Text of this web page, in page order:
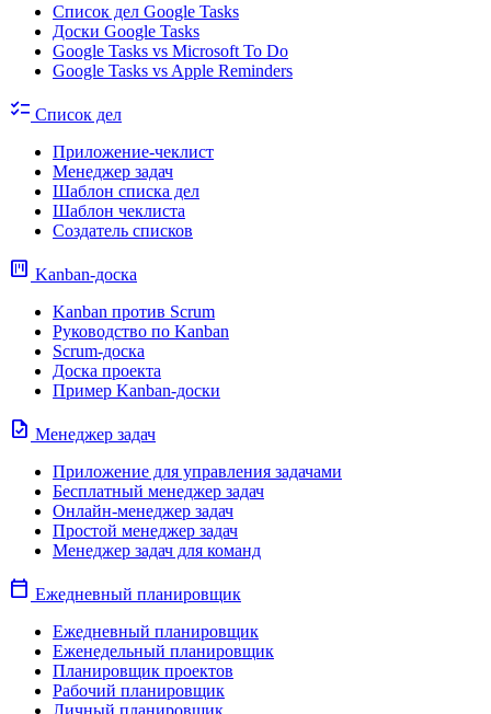
Список дел Google Tasks
Доски Google Tasks
Google Tasks vs Microsoft To Do
Google Tasks vs Apple Reminders
checklist Список дел
Приложение-чеклист
Менеджер задач
Шаблон списка дел
Шаблон чеклиста
Создатель списков
view_kanban Kanban-доска
Kanban против Scrum
Руководство по Kanban
Scrum-доска
Доска проекта
Пример Kanban-доски
task Менеджер задач
Приложение для управления задачами
Бесплатный менеджер задач
Онлайн-менеджер задач
Простой менеджер задач
Менеджер задач для команд
calendar_today Ежедневный планировщик
Ежедневный планировщик
Еженедельный планировщик
Планировщик проектов
Рабочий планировщик
Личный планировщик